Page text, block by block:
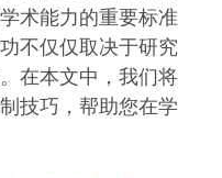
术能力的重要标准
不仅仅取决于研究
在本文中，我们将
技巧，帮助您在学